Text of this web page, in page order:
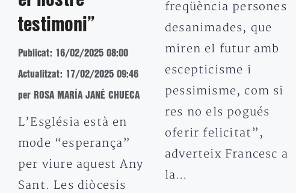
testimoni”
Publicat: 16/02/2025 08:00
Actualitzat: 17/02/2025 09:46
per ROSA MARÍA JANÉ CHUECA
L’Església està en
mode “esperança”
per viure aquest Any
Sant. Les diòcesis
freqüència persones
desanimades, que
miren el futur amb
escepticisme i
pessimisme, com si
res no els pogués
oferir felicitat”,
adverteix Francesc a
la…